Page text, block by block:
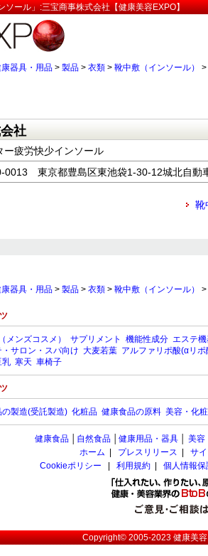
ソール」:三宝商事株式会社【健康美容EXPO】
器具・用品 > 製品 > 衣類 > 靴中敷（インソール） >
社
ー疲労快少インソール
0013 東京都豊島区東池袋1-30-12城北自動
靴
器具・用品 > 製品 > 衣類 > 靴中敷（インソール） >
メンズコスメ） サプリメント 機能性成分 エステ
・サロン・スパ向け 大麦若葉 アルファリポ酸(αリポ
乳 寒天 車椅子
の製造(受託製造) 化粧品 健康食品の原料 美容・化
健康食品 自然食品 健康用品・器具 美容
ホーム
プレスリリース
サ
Cookieポリシー
利用規約 個人情報
Copyright© 2005-2023健康美